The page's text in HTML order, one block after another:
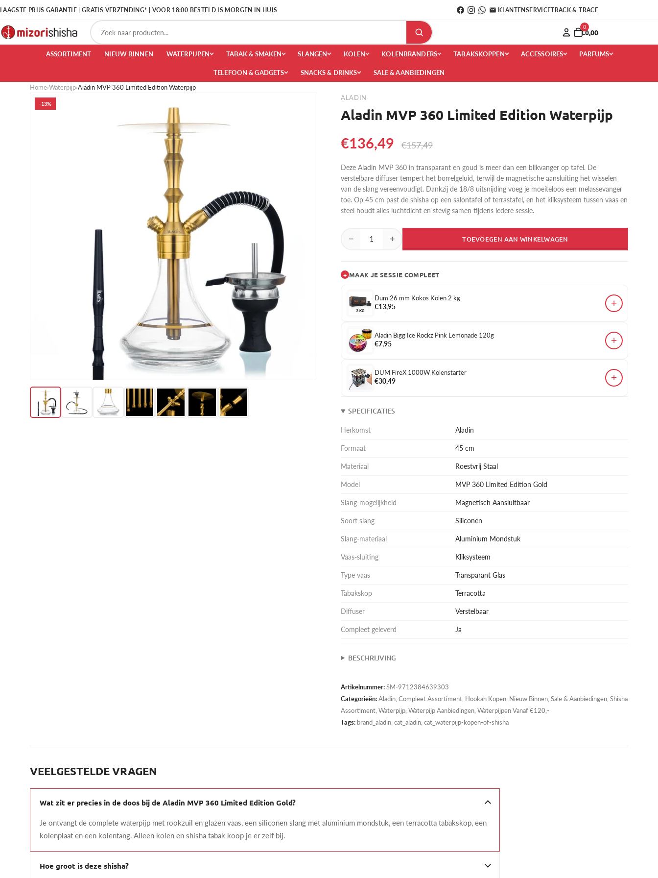
LAAGSTE PRIJS GARANTIE | GRATIS VERZENDING* | VOOR 18:00 BESTELD IS MORGEN IN HUIS KLANTENSERVICETRACK & TRACE
0
€0,00
ASSORTIMENT NIEUW BINNEN WATERPIJPEN TABAK & SMAKEN SLANGEN KOLEN KOLENBRANDERS TABAKSKOPPEN ACCESSOIRES PARFUMS
TELEFOON & GADGETS SNACKS & DRINKS SALE & AANBIEDINGEN
Home›Waterpijp›Aladin MVP 360 Limited Edition Waterpijp
-13%
ALADIN
Aladin MVP 360 Limited Edition Waterpijp
€136,49 €157,49
Deze Aladin MVP 360 in transparant en goud is meer dan een blikvanger op tafel. De
verstelbare diffuser tempert het borrelgeluid, terwijl de magnetische aansluiting het wisselen
van de slang vereenvoudigt. Dankzij de 18/8 uitsnijding voeg je moeiteloos een melassevanger
toe. Op 45 cm past de shisha op een salontafel of terrastafel, en het kliksysteem tussen vaas en
steel houdt alles luchtdicht en stevig samen tijdens iedere sessie.
− + TOEVOEGEN AAN WINKELWAGEN
+ MAAK JE SESSIE COMPLEET
Dum 26 mm Kokos Kolen 2 kg
€13,95
+
Aladin Bigg Ice Rockz Pink Lemonade 120g
€7,95
+
DUM FireX 1000W Kolenstarter
€30,49
+
SPECIFICATIES
Herkomst Aladin
Formaat 45 cm
Materiaal Roestvrij Staal
Model MVP 360 Limited Edition Gold
Slang-mogelijkheid Magnetisch Aansluitbaar
Soort slang Siliconen
Slang-materiaal Aluminium Mondstuk
Vaas-sluiting Kliksysteem
Type vaas Transparant Glas
Tabakskop Terracotta
Diffuser Verstelbaar
Compleet geleverd Ja
BESCHRIJVING
Artikelnummer:SM-9712384639303
Categorieën:Aladin, Compleet Assortiment, Hookah Kopen, Nieuw Binnen, Sale & Aanbiedingen, Shisha
Assortiment, Waterpijp, Waterpijp Aanbiedingen, Waterpijpen Vanaf €120,-
Tags: brand_aladin, cat_aladin, cat_waterpijp-kopen-of-shisha
VEELGESTELDE VRAGEN
Wat zit er precies in de doos bij de Aladin MVP 360 Limited Edition Gold?
Je ontvangt de complete waterpijp met rookzuil en glazen vaas, een siliconen slang met aluminium mondstuk, een terracotta tabakskop, een
kolenplaat en een kolentang. Alleen kolen en shisha tabak koop je er zelf bij.
Hoe groot is deze shisha?